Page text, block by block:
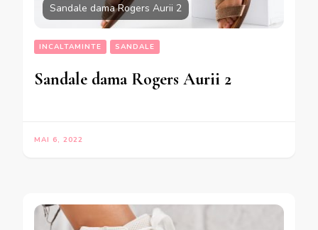
Sandale dama Rogers Aurii 2
INCALTAMINTE SANDALE
Sandale dama Rogers Aurii 2
MAI 6, 2022